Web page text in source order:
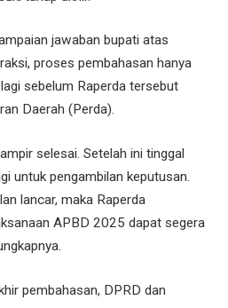
jawaban bupati atas
proses pembahasan hanya
sebelum Raperda tersebut
Daerah (Perda).
selesai. Setelah ini tinggal
untuk pengambilan keputusan.
lancar, maka Raperda
APBD 2025 dapat segera
pembahasan, DPRD dan